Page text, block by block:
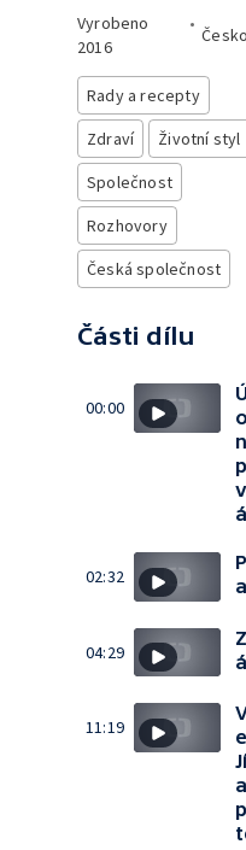
Vyrobeno
2016
•
Rady a recepty
Zdraví
Životní styl
Společnost
Rozhovory
Česká společnost
Části dílu
00:00
02:32
04:29
11:19
a